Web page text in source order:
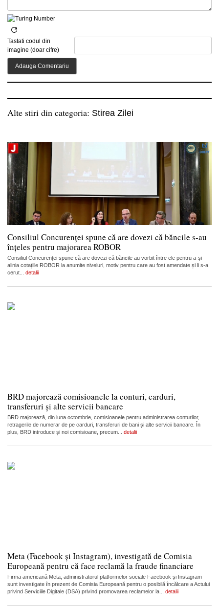
Tastati codul din
imagine (doar cifre)
Alte stiri din categoria: Stirea Zilei
Consiliul Concurenței spune că are dovezi că băncile s-au
înțeles pentru majorarea ROBOR
Consiliul Concurenței spune că are dovezi că băncile au vorbit între ele pentru a-și
alinia cotațiile ROBOR la anumite niveluri, motiv pentru care au fost amendate și li s-a
cerut... detalii
BRD majorează comisioanele la conturi, carduri,
transferuri și alte servicii bancare
BRD majorează, din luna octombrie, comisioanele pentru administrarea conturilor,
retragerile de numerar de pe carduri, transferuri de bani și alte servicii bancare. În
plus, BRD introduce și noi comisioane, precum... detalii
Meta (Facebook și Instagram), investigată de Comisia
Europeană pentru că face reclamă la fraude financiare
Firma americană Meta, administratorul platformelor sociale Facebook și Instagram
sunt investigate în prezent de Comisia Europeană pentru o posibilă încălcare a Actului
privind Serviciile Digitale (DSA) privind promovarea reclamelor la... detalii